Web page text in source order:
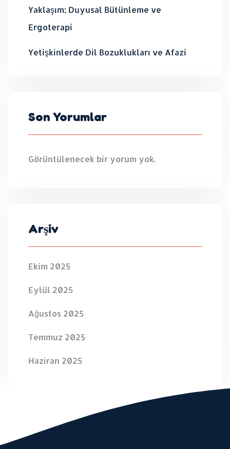
Yaklaşım; Duyusal Bütünleme ve
Ergoterapi
Yetişkinlerde Dil Bozuklukları ve Afazi
Son Yorumlar
Görüntülenecek bir yorum yok.
Arşiv
Ekim 2025
Eylül 2025
Ağustos 2025
Temmuz 2025
Haziran 2025